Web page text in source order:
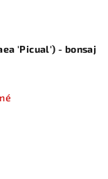
'Picual') - bonsaj